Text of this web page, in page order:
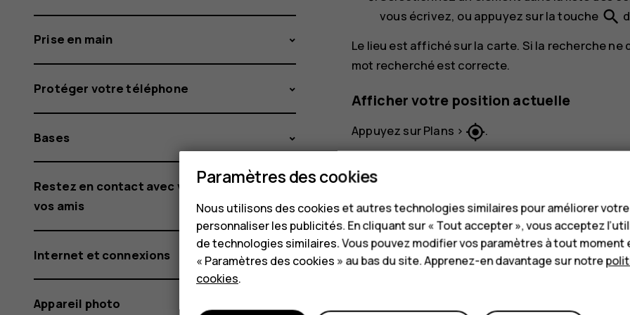
vous écrivez, ou appuyez sur la touche search
Le lieu est affiché sur la carte. Si la recherche
mot recherché est correcte.
Afficher votre position actuelle
Appuyez surPlans > my_location.
Obtenir l'itinéraire vers un lieu
et saisissez votre
Appuyez surItinéraires. L'icône en
Pour modifier le mode de transport,
Si vous ne souhaitez pas que le point de
Prise en main
Protéger votre téléphone
Bases
Restez en contact avec votre famille et
vos amis
Internet et connexions
Appareil photo
Paramètres des cookies
Nous utilisons des cookies et autres technologies similaires pour améliorer
personnaliser les publicités. En cliquant sur « Tout accepter », vous acceptez
de technologies similaires. Vous pouvez modifier vos paramètres à tout moment
« Paramètres des cookies » au bas du site. Apprenez-en davantage sur notre
cookies.